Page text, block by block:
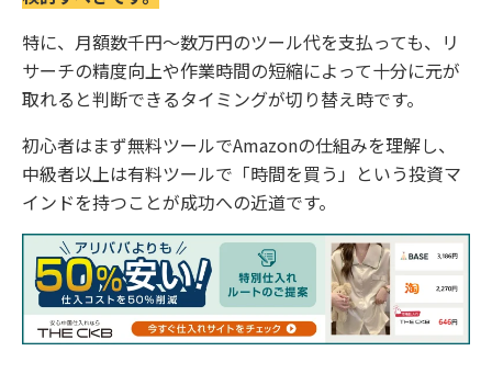
特に、月額数千円〜数万円のツール代を支払っても、リ
サーチの精度向上や作業時間の短縮によって十分に元が
取れると判断できるタイミングが切り替え時です。
初心者はまず無料ツールでAmazonの仕組みを理解し、
中級者以上は有料ツールで「時間を買う」という投資マ
インドを持つことが成功への近道です。